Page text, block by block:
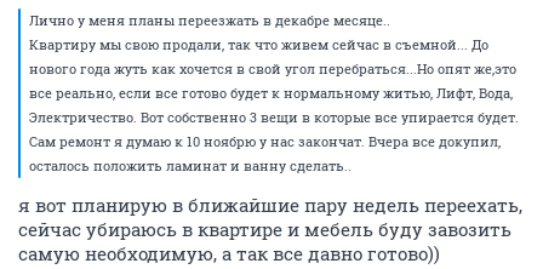
Лично у меня планы переезжать в декабре месяце..
Квартиру мы свою продали, так что живем сейчас в съемной... До
нового года жуть как хочется в свой угол перебраться...Но опят же,это
все реально, если все готово будет к нормальному житью, Лифт, Вода,
Электричество. Вот собственно 3 вещи в которые все упирается будет.
Сам ремонт я думаю к 10 ноябрю у нас закончат. Вчера все докупил,
осталось положить ламинат и ванну сделать..
я вот планирую в ближайшие пару недель переехать,
сейчас убираюсь в квартире и мебель буду завозить
самую необходимую, а так все давно готово))